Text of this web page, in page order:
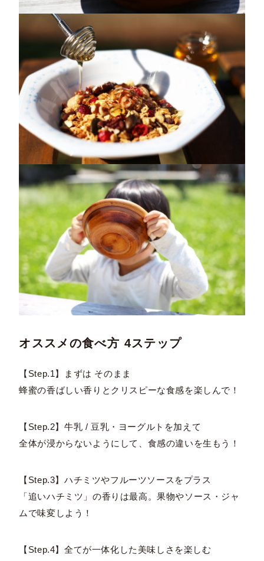
オススメの食べ方 4ステップ
【Step.1】まずは そのまま
蜂蜜の香ばしい香りとクリスピーな食感を楽しんで！
【Step.2】牛乳 / 豆乳・ヨーグルトを加えて
全体が浸からないようにして、食感の違いを生もう！
【Step.3】ハチミツやフルーツソースをプラス
「追いハチミツ」の香りは最高。果物やソース・ジャ
ムで味変しよう！
【Step.4】全てが一体化した美味しさを楽しむ